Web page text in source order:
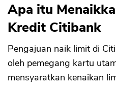
Apa itu
Kredit Citibank
Pengajuan naik limit di
oleh pemegang kartu
mensyaratkan kenaikan